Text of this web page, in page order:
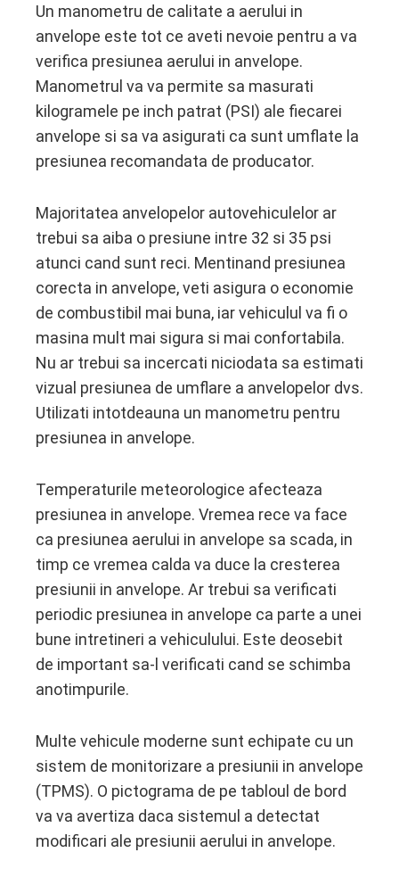
Un manometru de calitate a aerului in
anvelope este tot ce aveti nevoie pentru a va
verifica presiunea aerului in anvelope.
Manometrul va va permite sa masurati
kilogramele pe inch patrat (PSI) ale fiecarei
anvelope si sa va asigurati ca sunt umflate la
presiunea recomandata de producator.
Majoritatea anvelopelor autovehiculelor ar
trebui sa aiba o presiune intre 32 si 35 psi
atunci cand sunt reci. Mentinand presiunea
corecta in anvelope, veti asigura o economie
de combustibil mai buna, iar vehiculul va fi o
masina mult mai sigura si mai confortabila.
Nu ar trebui sa incercati niciodata sa estimati
vizual presiunea de umflare a anvelopelor dvs.
Utilizati intotdeauna un manometru pentru
presiunea in anvelope.
Temperaturile meteorologice afecteaza
presiunea in anvelope. Vremea rece va face
ca presiunea aerului in anvelope sa scada, in
timp ce vremea calda va duce la cresterea
presiunii in anvelope. Ar trebui sa verificati
periodic presiunea in anvelope ca parte a unei
bune intretineri a vehiculului. Este deosebit
de important sa-l verificati cand se schimba
anotimpurile.
Multe vehicule moderne sunt echipate cu un
sistem de monitorizare a presiunii in anvelope
(TPMS). O pictograma de pe tabloul de bord
va va avertiza daca sistemul a detectat
modificari ale presiunii aerului in anvelope.